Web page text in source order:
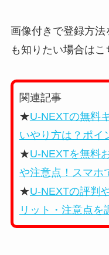
画像付きで登録方
も知りたい場合はこ
関連記事
★U-NEXTの無料
いやり方は？ポイ
★U-NEXTを無料
や注意点！スマホ
★U-NEXTの評判
リット・注意点を